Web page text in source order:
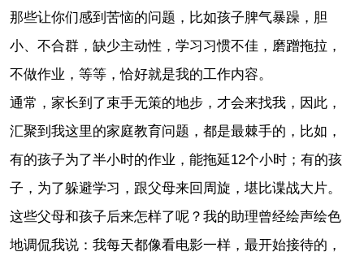
那些让你们感到苦恼的问题，比如孩子脾气暴躁，胆
小、不合群，缺少主动性，学习习惯不佳，磨蹭拖拉，
不做作业，等等，恰好就是我的工作内容。
通常，家长到了束手无策的地步，才会来找我，因此，
汇聚到我这里的家庭教育问题，都是最棘手的，比如，
有的孩子为了半小时的作业，能拖延12个小时；有的孩
子，为了躲避学习，跟父母来回周旋，堪比谍战大片。
这些父母和孩子后来怎样了呢？我的助理曾经绘声绘色
地调侃我说：我每天都像看电影一样，最开始接待的，